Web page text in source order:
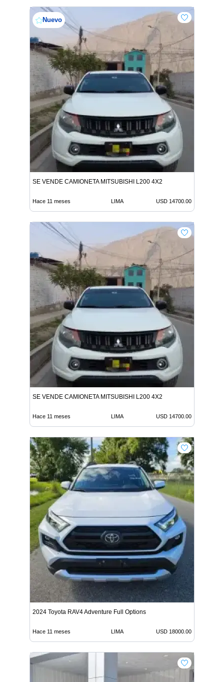
Nuevo
SE VENDE CAMIONETA MITSUBISHI L200 4X2
Hace 11 meses LIMA USD 14700.00
SE VENDE CAMIONETA MITSUBISHI L200 4X2
Hace 11 meses LIMA USD 14700.00
2024 Toyota RAV4 Adventure Full Options
Hace 11 meses LIMA USD 18000.00